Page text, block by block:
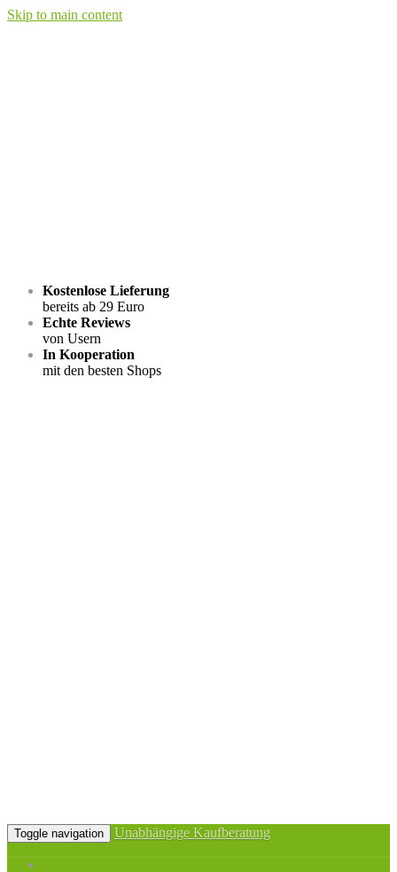
Skip to main content
Kostenlose Lieferung
bereits ab 29 Euro
Echte Reviews
von Usern
In Kooperation
mit den besten Shops
Toggle navigation Unabhängige Kaufberatung